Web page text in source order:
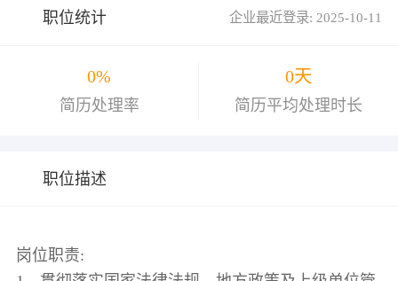
职位统计 企业最近登录: 2025-10-11
0%
简历处理率
0天
简历平均处理时长
职位描述
岗位职责: